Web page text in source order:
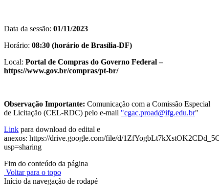
Data da sessão: 01/11/2023
Horário: 08:30 (horário de Brasília-DF)
Local: Portal de Compras do Governo Federal –
https://www.gov.br/compras/pt-br/
Observação Importante: Comunicação com a Comissão Especial
de Licitação (CEL-RDC) pelo e-mail "cgac.proad@ifg.edu.br"
Link para download do edital e
anexos: https://drive.google.com/file/d/
usp=sharing
Fim do conteúdo da página
Voltar para o topo
Início da navegação de rodapé